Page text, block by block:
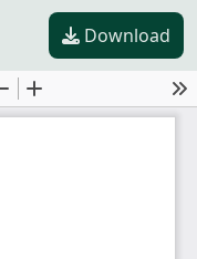
Download